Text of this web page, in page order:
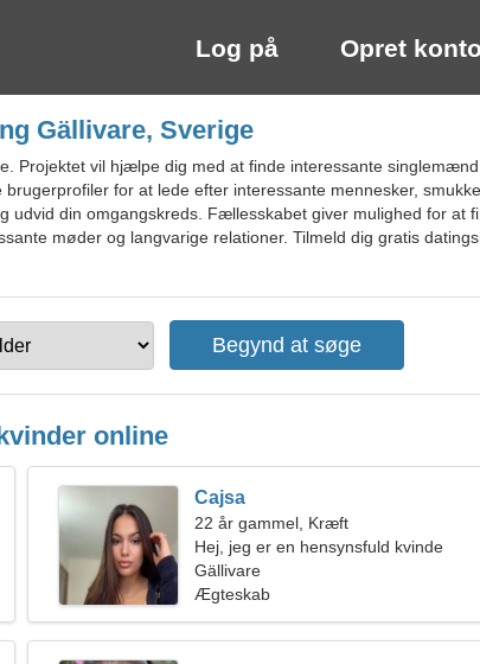
Log på Opret konto
Gällivare, Sverige
Projektet vil hjælpe dig med at finde interessante
for at lede efter interessante mennesker,
din omgangskreds. Fællesskabet giver mulighed for at
møder og langvarige relationer. Tilmeld dig gratis
online
Cajsa
22 år gammel, Kræft
Hej, jeg er en hensynsfuld kvinde
Gällivare
Ægteskab